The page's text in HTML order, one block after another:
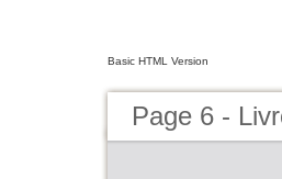
Basic HTML Version
Page 6 -